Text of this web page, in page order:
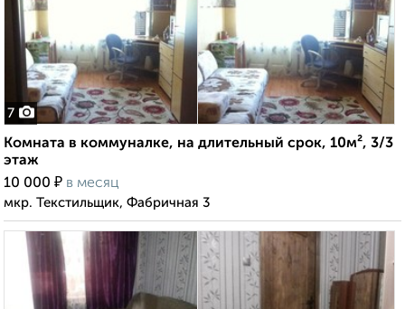
7
Комната в коммуналке, на длительный срок, 10м², 3/3
этаж
10 000 ₽ в месяц
мкр. Текстильщик, Фабричная 3